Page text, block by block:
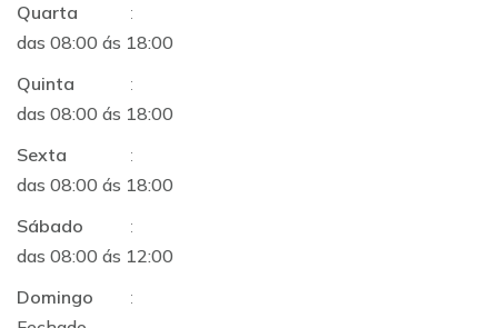
Quarta
:
das 08:00 ás 18:00
Quinta
:
das 08:00 ás 18:00
Sexta
:
das 08:00 ás 18:00
Sábado
:
das 08:00 ás 12:00
Domingo
: